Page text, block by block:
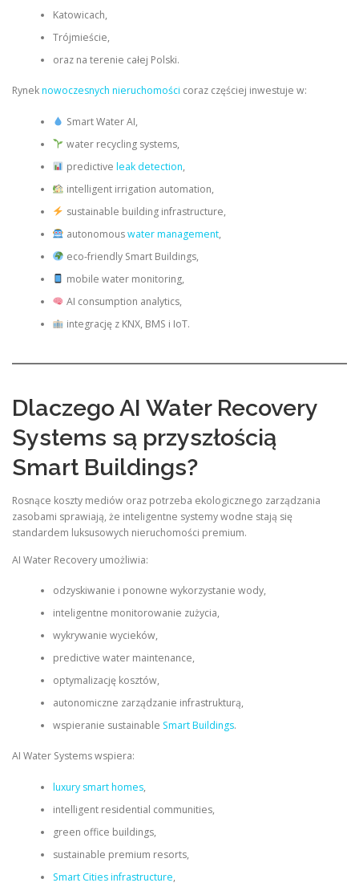
Katowicach,
Trójmieście,
oraz na terenie całej Polski.
Ryneknowoczesnych nieruchomości coraz częściej inwestuje w:
Smart Water AI,
water recycling systems,
predictive leak detection,
intelligent irrigation automation,
sustainable building infrastructure,
autonomouswater management,
eco-friendly Smart Buildings,
mobile water monitoring,
AI consumption analytics,
integrację z KNX, BMS i IoT.
Dlaczego AI Water Recovery
Systems są przyszłością
Smart Buildings?
Rosnące koszty mediów oraz potrzeba ekologicznego zarządzania
zasobami sprawiają, że inteligentne systemy wodne stają się
standardem luksusowych nieruchomości premium.
AI Water Recovery umożliwia:
odzyskiwanie i ponowne wykorzystanie wody,
inteligentne monitorowanie zużycia,
wykrywanie wycieków,
predictive water maintenance,
optymalizację kosztów,
autonomiczne zarządzanie infrastrukturą,
wspieranie sustainable Smart Buildings.
AI Water Systems wspiera:
luxury smart homes,
intelligent residential communities,
green office buildings,
sustainable premium resorts,
Smart Cities infrastructure,